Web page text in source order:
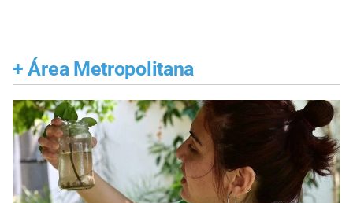
+ Área Metropolitana